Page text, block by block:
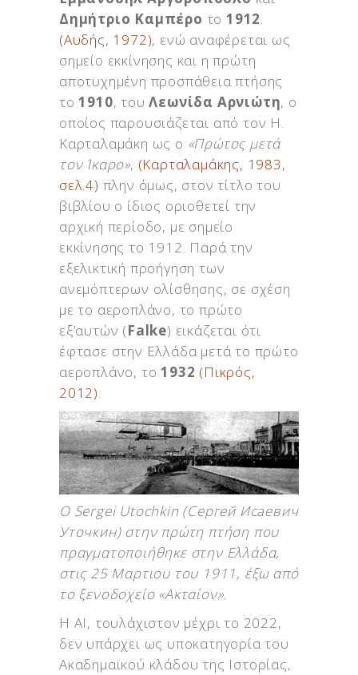
Δημήτριο Καμπέρο το1912.
(Αυδής, 1972), ενώ αναφέρεται ως
σημείο εκκίνησης και η πρώτη
αποτυχημένη προσπάθεια πτήσης
το1910, τουΛεωνίδα Αρνιώτη, ο
οποίος παρουσιάζεται από τον Η.
Καρταλαμάκη ως ο «Πρώτος μετά
τον Ίκαρο», (Καρταλαμάκης, 1983,
σελ.4) πλην όμως, στον τίτλο του
βιβλίου ο ίδιος οριοθετεί την
αρχική περίοδο, με σημείο
εκκίνησης το 1912. Παρά την
εξελικτική προήγηση των
ανεμόπτερων ολίσθησης, σε σχέση
με το αεροπλάνο, το πρώτο
εξ’αυτών (Falke) εικάζεται ότι
έφτασε στην Ελλάδα μετά το πρώτο
αεροπλάνο, το1932 (Πικρός,
2012).
O Sergei Utochkin (Сергей Исаевич
Уточкин) στην πρώτη πτήση που
πραγματοποιήθηκε στην Ελλάδα,
στις 25 Μαρτιου του 1911, έξω από
το ξενοδοχείο «Ακταίον».
Η ΑΙ, τουλάχιστον μέχρι το 2022,
δεν υπάρχει ως υποκατηγορία του
Ακαδημαϊκού κλάδου της Ιστορίας,